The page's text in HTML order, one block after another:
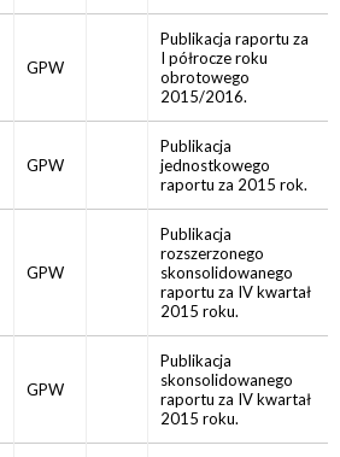
GPW
Publikacja raportu za
I półrocze roku
obrotowego
2015/2016.
GPW
Publikacja
jednostkowego
raportu za 2015 rok.
GPW
Publikacja
rozszerzonego
skonsolidowanego
raportu za IV kwartał
2015 roku.
GPW
Publikacja
skonsolidowanego
raportu za IV kwartał
2015 roku.